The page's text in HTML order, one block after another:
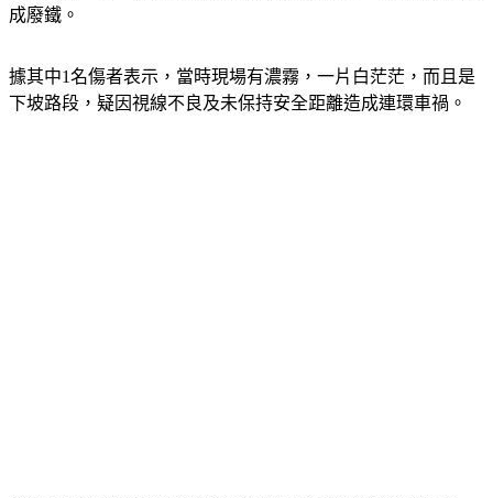
成廢鐵。
據其中1名傷者表示，當時現場有濃霧，一片白茫茫，而且是
下坡路段，疑因視線不良及未保持安全距離造成連環車禍。